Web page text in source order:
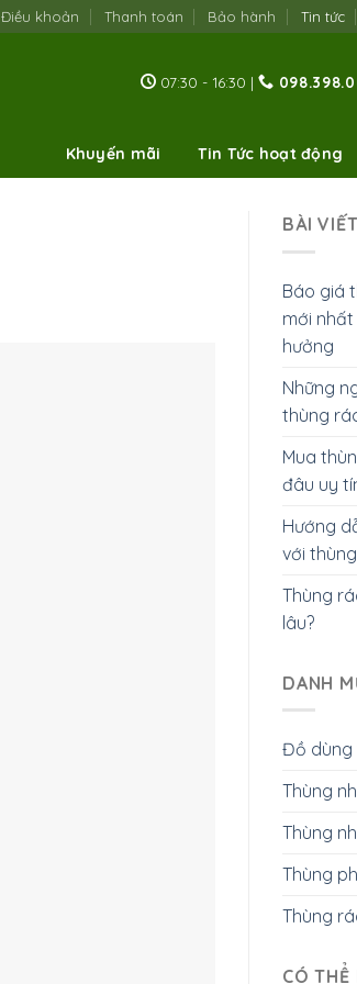
Điều khoản Thanh toán Bảo hành Tin tức
07:30 - 16:30 |
Khuyến mãi Tin Tức hoạt động
BÀI
Báo giá
mới
hưởng
Những
thùng
Mua
đâu uy
Hướng
với thùng
Thùng
lâu?
DANH
Đồ dùng
Thùng
Thùng
Thùng
Thùng
CÓ THỂ